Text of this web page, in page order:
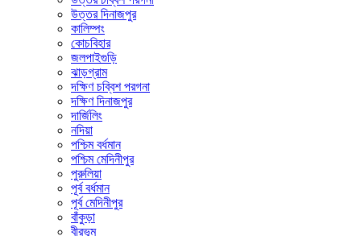
উত্তর দিনাজপুর
কালিম্পং
কোচবিহার
জলপাইগুড়ি
ঝাড়গ্রাম
দক্ষিণ চব্বিশ পরগনা
দক্ষিণ দিনাজপুর
দার্জিলিং
নদিয়া
পশ্চিম বর্ধমান
পশ্চিম মেদিনীপুর
পুরুলিয়া
পূর্ব বর্ধমান
পূর্ব মেদিনীপুর
বাঁকুড়া
বীরভূম